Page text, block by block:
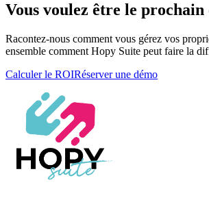
Vous voulez être le prochain
Racontez-nous comment vous gérez vos
ensemble comment Hopy Suite peut faire la
Calculer le ROIRéserver une démo